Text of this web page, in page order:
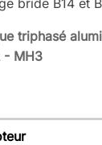
triphasé
- MH3